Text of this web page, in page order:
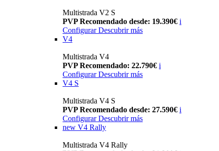
Multistrada V2 S
PVP Recomendado desde: 19.390€ i
Configurar Descubrir más
V4
Multistrada V4
PVP Recomendado: 22.790€ i
Configurar Descubrir más
V4 S
Multistrada V4 S
PVP Recomendado desde: 27.590€ i
Configurar Descubrir más
new V4 Rally
Multistrada V4 Rally